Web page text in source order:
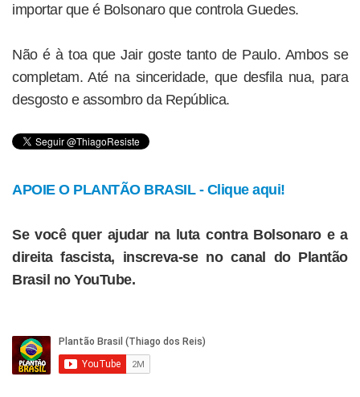
importar que é Bolsonaro que controla Guedes.
Não é à toa que Jair goste tanto de Paulo. Ambos se
completam. Até na sinceridade, que desfila nua, para
desgosto e assombro da República.
APOIE O PLANTÃO BRASIL - Clique aqui!
Se você quer ajudar na luta contra Bolsonaro e a
direita fascista, inscreva-se no canal do Plantão
Brasil no YouTube.